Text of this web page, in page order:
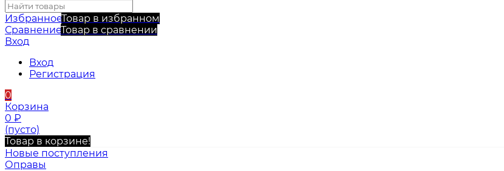
ИзбранноеТовар в избранном
СравнениеТовар в сравнении
Вход
Вход
Регистрация
0
Корзина
0 ₽
(пусто)
Товар в корзине!
Новые поступления
Оправы